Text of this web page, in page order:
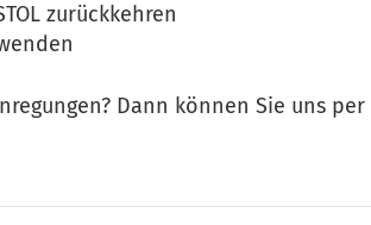
zurückkehren
Dann können Sie uns per